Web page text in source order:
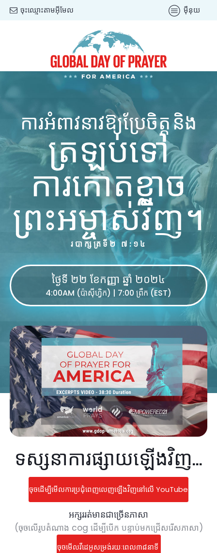
ចុះឈ្មោះតាមអ៊ីមែល ម៉ឺនុយ
ការអំពាវនាវឱ្យប្រែចិត្ត និង
ត្រឡប់ទៅ
ការកោតខ្លាច
ព្រះអម្ចាស់វិញ។
របាក្សត្រទី២ ៧:១៤
ថ្ងៃទី ២២ ខែកញ្ញា ឆ្នាំ ២០២៤
4:00AM (ប៉ាស៊ីហ្វិក) | 7:00 ព្រឹក (EST)
ទស្សនាការផ្សាយឡើងវិញ...
ចុចដើម្បីមើលការប្រជុំពេញលេញឡើងវិញនៅលើ YouTube
អក្សររត់មានជាច្រើនភាសា
(ចុចលើរូបតំណាង cog ដើម្បីបើក បន្ទាប់មកជ្រើសរើសភាសា)
ចុចមើលវីដេអូសម្រង់រយៈពេល៣៨នាទី